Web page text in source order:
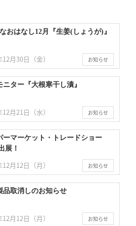
おはなし12月『生姜(しょうが)』
月30日（金） お知らせ
ニター『大根寒干し漬』
月21日（水） お知らせ
ーマーケット・トレードショー
展！
月12日（月） お知らせ
品取消しのお知らせ
月12日（月） お知らせ